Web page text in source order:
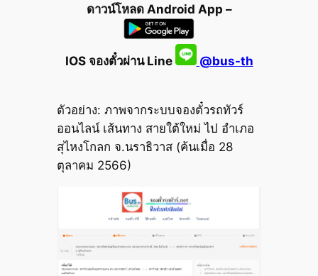
ดาวน์โหลด Android App –
IOS จองตั๋วผ่าน Line @bus-th
ตัวอย่าง: ภาพจากระบบจองตั๋วรถทัวร์
ออนไลน์ เส้นทาง สายใต้ใหม่ ไป อำเภอ
สุไหงโกลก จ.นราธิวาส (ค้นเมื่อ 28
ตุลาคม 2566)